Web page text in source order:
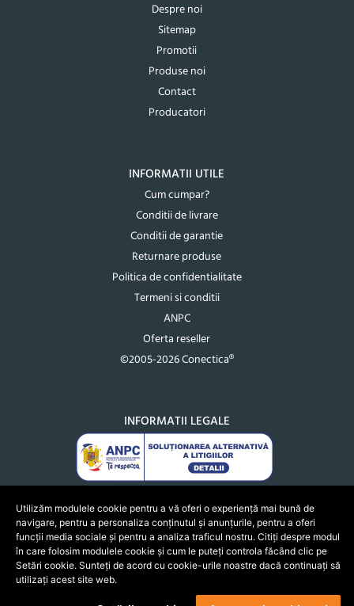
Despre noi
Sitemap
Promotii
Produse noi
Contact
Producatori
INFORMATII UTILE
Cum cumpar?
Conditii de livrare
Conditii de garantie
Returnare produse
Politica de confidentialitate
Termeni si conditii
ANPC
Oferta reseller
©2005-2026 Conectica®
INFORMATII LEGALE
Utilizăm modulele cookie pentru a vă oferi o experiență mai bună de
navigare, pentru a personaliza conținutul și anunțurile, pentru a oferi
funcții media sociale și pentru a analiza traficul nostru. Citiți despre modul
în care folosim modulele cookie și cum le puteți controla făcând clic pe
Setări cookie. Sunteți de acord cu cookie-urile noastre dacă continuați să
utilizați acest site web.